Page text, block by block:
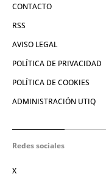
CONTACTO
RSS
AVISO LEGAL
POLÍTICA DE PRIVACIDAD
POLÍTICA DE COOKIES
ADMINISTRACIÓN UTIQ
Redes sociales
X